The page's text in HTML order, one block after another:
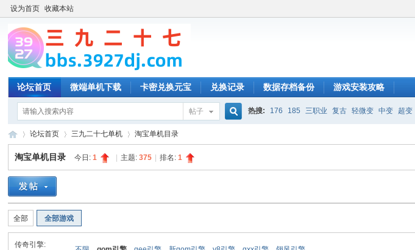
设为首页 收藏本站
论坛首页 微端单机下载 卡密兑换元宝 兑换记录 数据存档备份 游戏安装攻略
帖子 热搜: 176 185 三职业 复古 轻微变 中变 超变
»
论坛首页 三九二十七单机 淘宝单机目录
淘宝单机目录 今日:1 主题:375 排名:1
全部 全部游戏
传奇引擎: